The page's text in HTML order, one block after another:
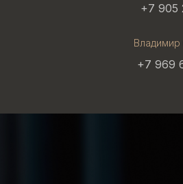
+7 905
+7 969